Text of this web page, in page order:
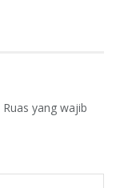
Ruas yang wajib